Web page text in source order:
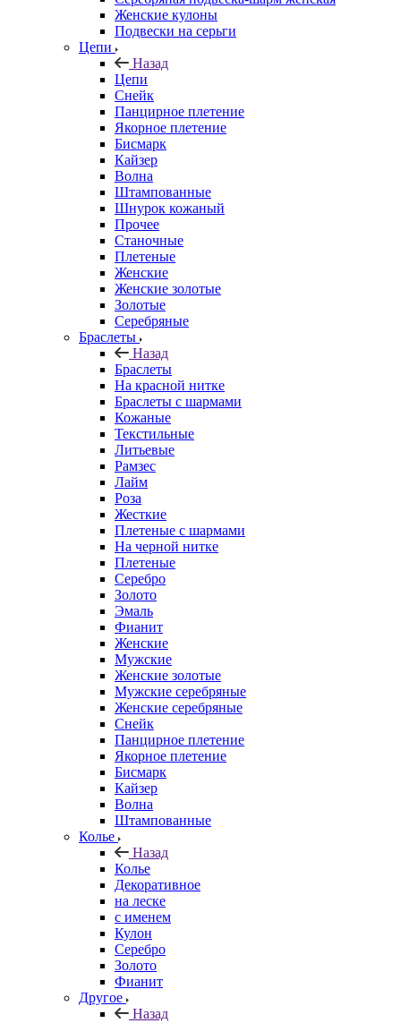
Женские кулоны
Подвески на серьги
Цепи
Назад
Цепи
Снейк
Панцирное плетение
Якорное плетение
Бисмарк
Кайзер
Волна
Штампованные
Шнурок кожаный
Прочее
Станочные
Плетеные
Женские
Женские золотые
Золотые
Серебряные
Браслеты
Назад
Браслеты
На красной нитке
Браслеты с шармами
Кожаные
Текстильные
Литьевые
Рамзес
Лайм
Роза
Жесткие
Плетеные с шармами
На черной нитке
Плетеные
Серебро
Золото
Эмаль
Фианит
Женские
Мужские
Женские золотые
Мужские серебряные
Женские серебряные
Снейк
Панцирное плетение
Якорное плетение
Бисмарк
Кайзер
Волна
Штампованные
Колье
Назад
Колье
Декоративное
на леске
с именем
Кулон
Серебро
Золото
Фианит
Другое
Назад